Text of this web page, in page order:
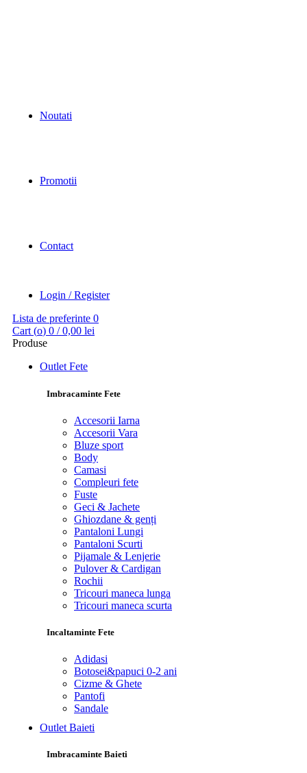
Noutati
Promotii
Contact
Login / Register
Lista de preferinte 0
Cart (o) 0 / 0,00 lei
Produse
Outlet Fete
Imbracaminte Fete
Accesorii Iarna
Accesorii Vara
Bluze sport
Body
Camasi
Compleuri fete
Fuste
Geci & Jachete
Ghiozdane & genți
Pantaloni Lungi
Pantaloni Scurti
Pijamale & Lenjerie
Pulover & Cardigan
Rochii
Tricouri maneca lunga
Tricouri maneca scurta
Incaltaminte Fete
Adidasi
Botosei&papuci 0-2 ani
Cizme & Ghete
Pantofi
Sandale
Outlet Baieti
Imbracaminte Baieti